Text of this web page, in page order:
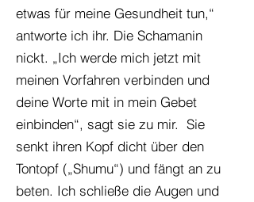
etwas für meine Gesundheit tun,“
antworte ich ihr. Die Schamanin
nickt. „Ich werde mich jetzt mit
meinen Vorfahren verbinden und
deine Worte mit in mein Gebet
einbinden“, sagt sie zu mir. Sie
senkt ihren Kopf dicht über den
Tontopf („Shumu“) und fängt an zu
beten. Ich schließe die Augen und